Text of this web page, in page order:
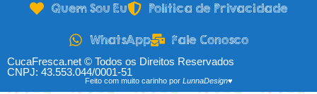
Quem Sou Eu Política de Privacidade
WhatsApp Fale Conosco
CucaFresca.net © Todos os Direitos Reservados
CNPJ: 43.553.044/0001-51
Feito com muito carinho por LunnaDesign♥